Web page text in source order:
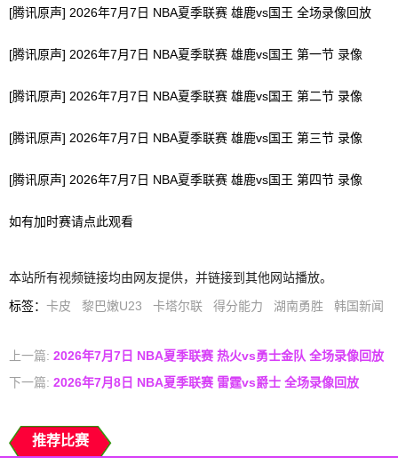
[腾讯原声] 2026年7月7日 NBA夏季联赛 雄鹿vs国王 全场录像回放
[腾讯原声] 2026年7月7日 NBA夏季联赛 雄鹿vs国王 第一节 录像
[腾讯原声] 2026年7月7日 NBA夏季联赛 雄鹿vs国王 第二节 录像
[腾讯原声] 2026年7月7日 NBA夏季联赛 雄鹿vs国王 第三节 录像
[腾讯原声] 2026年7月7日 NBA夏季联赛 雄鹿vs国王 第四节 录像
如有加时赛请点此观看
本站所有视频链接均由网友提供，并链接到其他网站播放。
标签： 卡皮 黎巴嫩U23 卡塔尔联 得分能力 湖南勇胜 韩国新闻
上一篇: 2026年7月7日 NBA夏季联赛 热火vs勇士金队 全场录像回放
下一篇: 2026年7月8日 NBA夏季联赛 雷霆vs爵士 全场录像回放
推荐比赛